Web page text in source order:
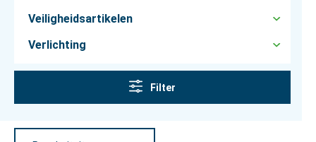
Veiligheidsartikelen
Verlichting
Filter